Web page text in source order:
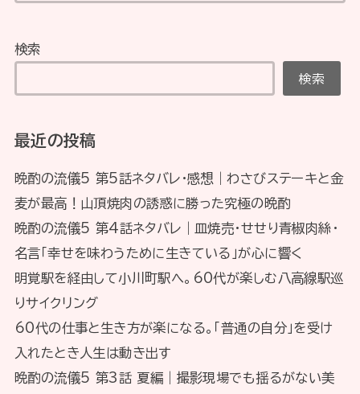
検索
検索
最近の投稿
晩酌の流儀5 第5話ネタバレ・感想｜わさびステーキと金
麦が最高！山頂焼肉の誘惑に勝った究極の晩酌
晩酌の流儀5 第4話ネタバレ｜皿焼売・せせり青椒肉絲・
名言「幸せを味わうために生きている」が心に響く
明覚駅を経由して小川町駅へ。60代が楽しむ八高線駅巡
りサイクリング
60代の仕事と生き方が楽になる。「普通の自分」を受け
入れたとき人生は動き出す
晩酌の流儀5 第3話 夏編｜撮影現場でも揺るがない美